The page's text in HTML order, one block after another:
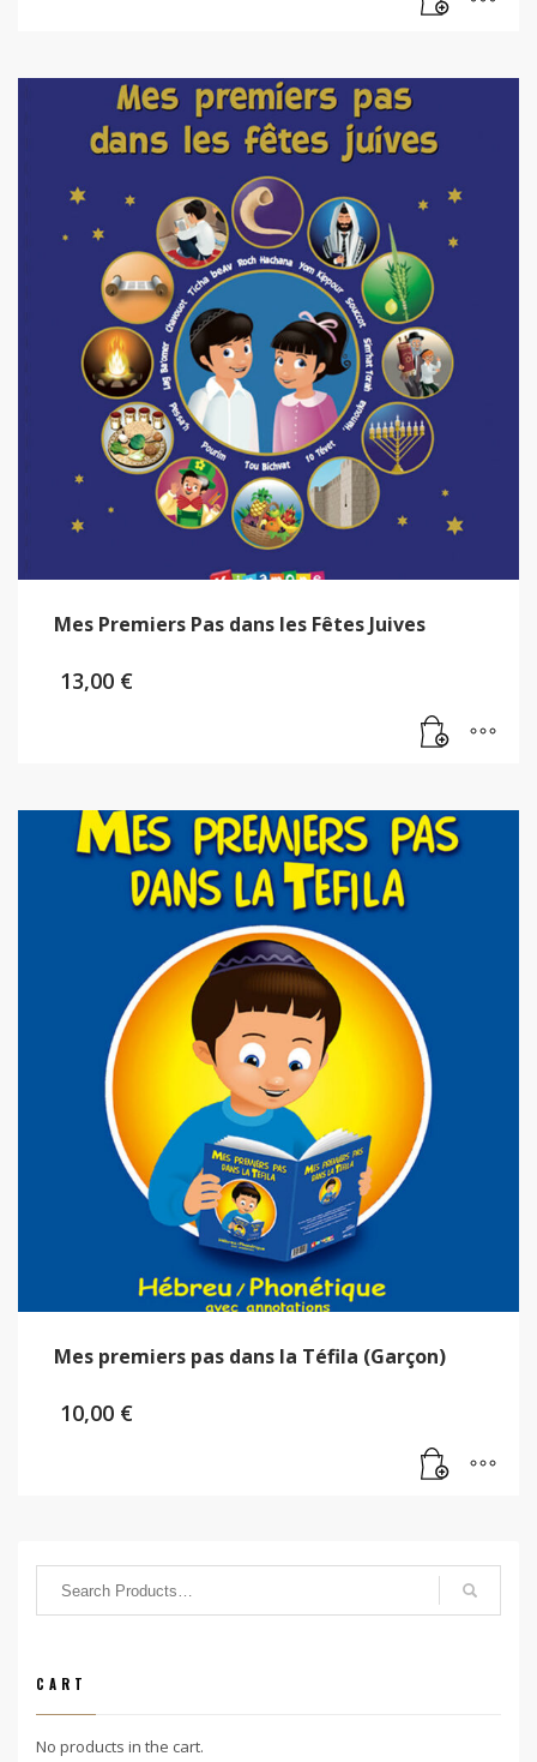
Mes Premiers Pas dans les Fêtes Juives
13,00 €
Mes premiers pas dans la Téfila (Garçon)
10,00 €
CART
No products in the cart.